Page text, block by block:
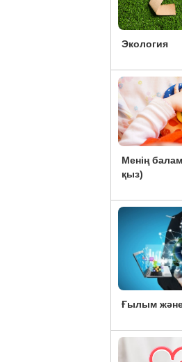
Экология
Менің
қыз)
Ғылым және